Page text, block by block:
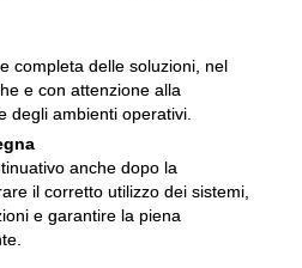
completa delle soluzioni, nel
e con attenzione alla
degli ambienti operativi.
anche dopo la
il corretto utilizzo dei sistemi,
e garantire la piena